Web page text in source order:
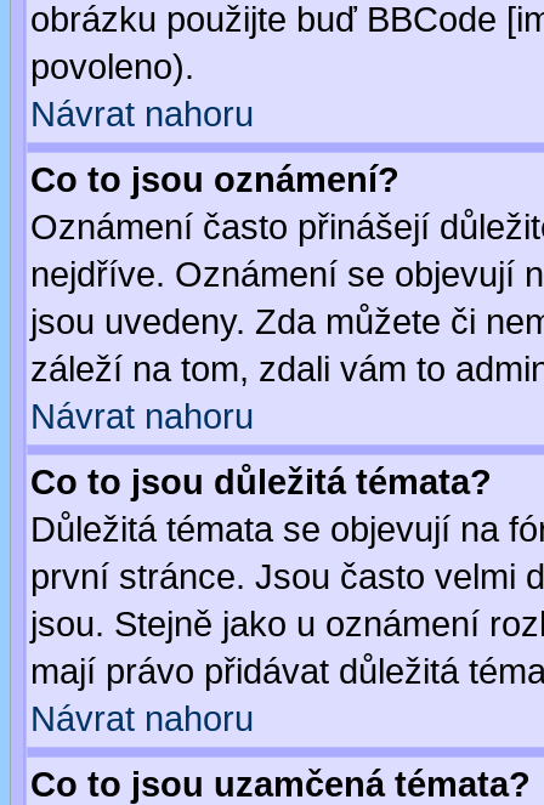
obrázku použijte buď BBCode
povoleno).
Návrat nahoru
Co to jsou oznámení?
Oznámení často přinášejí
nejdříve. Oznámení se objevují
jsou uvedeny. Zda můžete či
záleží na tom, zdali vám to
Návrat nahoru
Co to jsou důležitá témata?
Důležitá témata se objevují na
první stránce. Jsou často velmi
jsou. Stejně jako u oznámení
mají právo přidávat důležitá
Návrat nahoru
Co to jsou uzamčená témata?